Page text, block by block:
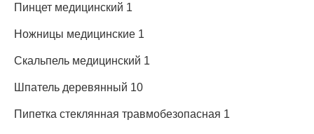
Пинцет медицинский 1
Ножницы медицинские 1
Скальпель медицинский 1
Шпатель деревянный 10
Пипетка стеклянная травмобезопасная 1